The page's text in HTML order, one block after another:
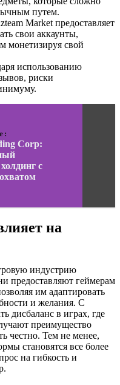
путем.
Market предоставляет
свои аккаунты,
монетизируя свой
использованию
риски
Corp:
с
на
индустрию
предоставляют геймерам
им адаптировать
и желания. С
дисбаланс в играх, где
преимущество
честно. Тем не менее,
становятся все более
на гибкость и